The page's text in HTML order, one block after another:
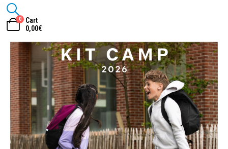
0
Cart
0,00€